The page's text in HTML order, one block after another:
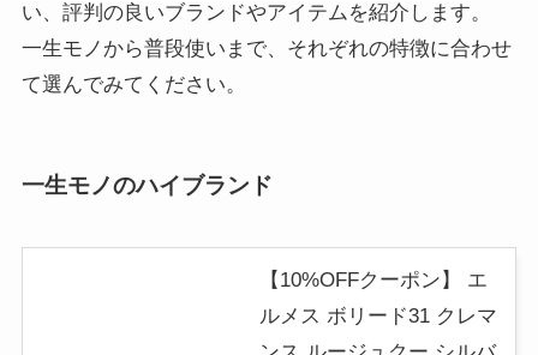
い、評判の良いブランドやアイテムを紹介します。
一生モノから普段使いまで、それぞれの特徴に合わせ
て選んでみてください。
一生モノのハイブランド
【10%OFFクーポン】 エ
ルメス ボリード31 クレマ